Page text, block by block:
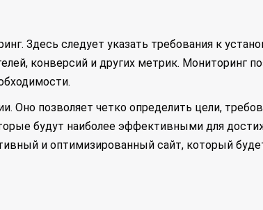
Здесь следует указать требования к
конверсий и других метрик. Мониторинг
Оно позволяет четко определить цели,
будут наиболее эффективными для
и оптимизированный сайт, который